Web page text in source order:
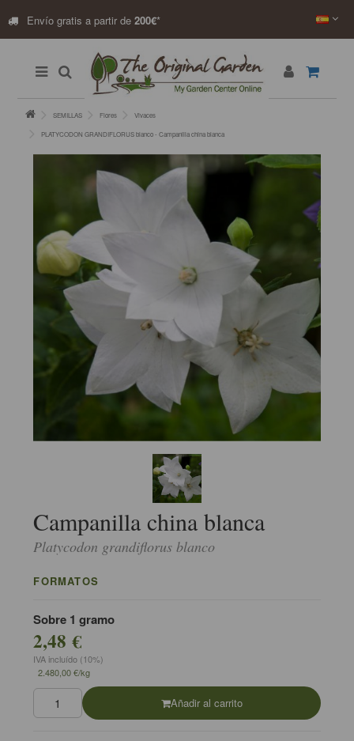
Envío gratis a partir de 200€*
SEMILLAS Flores Vivaces
PLATYCODON GRANDIFLORUS blanco - Campanilla china blanca
Campanilla china blanca
Platycodon grandiflorus blanco
FORMATOS
Sobre 1 gramo
2,48 €
IVA incluído (10%)
2.480,00 €/kg
Añadir al carrito